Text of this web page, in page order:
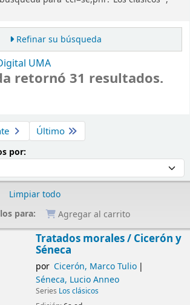
Refinar su búsqueda
UMA
retornó 31 resultados.
Último
por:
Limpiar todo
para:
Agregar al carrito
Tratados morales / Cicerón y
Séneca
por Cicerón, Marco Tulio
Séneca, Lucio Anneo
Series Los clásicos